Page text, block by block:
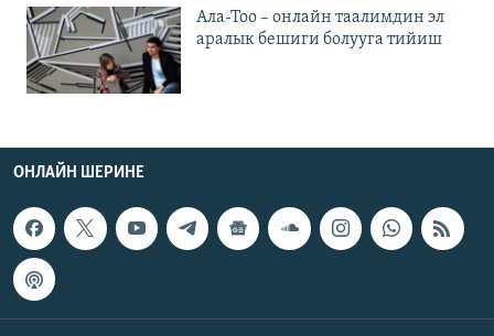
Ала-Тоо – онлайн таалимдин эл
аралык бешиги болууга тийиш
ОНЛАЙН ШЕРИНЕ